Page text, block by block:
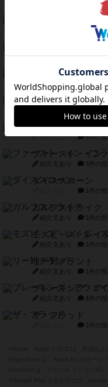
1件の
1件の投
紹介文なし 1件の
ブラヴェスト
紹介文なし 1件の投
ドブル：ポケット
ジャンヌ・ダルク
紹介文なし 5件の
ファースト・イン
紹介文あり 3件の投
ダイススローン
1件の投
ガルフストライク
紹介文あり 1件の投
モズビ－ズ・レイ
紹介文あり 1件の投
リー対グラント
紹介文あり 1件の投
ブレーキング・ア
紹介文あり 4件の投
ザ・フラッド
1件の投